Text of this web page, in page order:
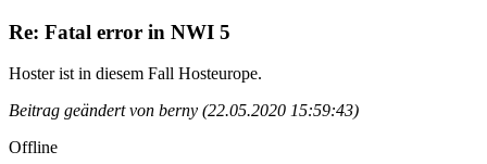
Re: Fatal error in NWI 5
Hoster ist in diesem Fall Hosteurope.
Beitrag geändert von berny (22.05.2020 15:59:43)
Offline